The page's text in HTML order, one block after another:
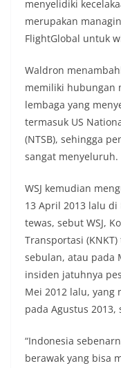
menyelidiki
merupakan
FlightGlobal untuk
Waldron
memiliki hubungan
lembaga yang
termasuk US
(NTSB), sehingga
sangat menyeluruh.
WSJ kemudian
13 April 2013 lalu
tewas, sebut WSJ,
Transportasi
sebulan, atau pada
insiden jatuhnya
Mei 2012 lalu, yang
pada Agustus
“Indonesia
berawak yang bisa